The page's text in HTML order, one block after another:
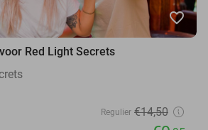
favorite_border
Red Light Secrets
Regulier €14,50